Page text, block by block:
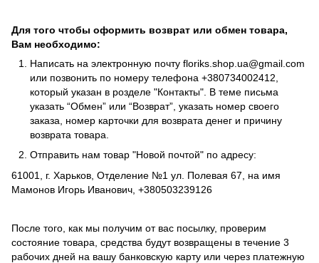
Для того чтобы оформить возврат или обмен товара,
Вам необходимо:
Написать на электронную почту floriks.shop.ua@gmail.com
или позвонить по номеру телефона +380734002412
который указан в розделе "Контакты" . В теме письма
указать “Обмен” или “Возврат”, указать номер своего
заказа, номер карточки для возврата денег и причину
возврата товара.
Отправить нам товар "Новой почтой" по адресу:
61001, г. Харьков, Отделение №1 ул. Полевая 67, на имя
Мамонов Игорь Иванович, +380503239126
После того, как мы получим от вас посылку, проверим
состояние товара, средства будут возвращены в течение 3
рабочих дней на вашу банковскую карту или через платежную